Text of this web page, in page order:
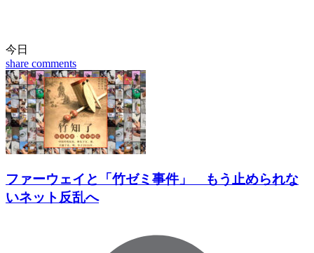
今日
share comments
ファーウェイと「竹ゼミ事件」 もう止められな
いネット反乱へ